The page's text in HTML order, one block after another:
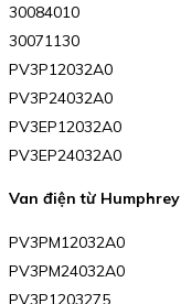
30084010
30071130
PV3P12032A0
PV3P24032A0
PV3EP12032A0
PV3EP24032A0
Van điện từ Humphrey
PV3PM12032A0
PV3PM24032A0
PV3P1203275